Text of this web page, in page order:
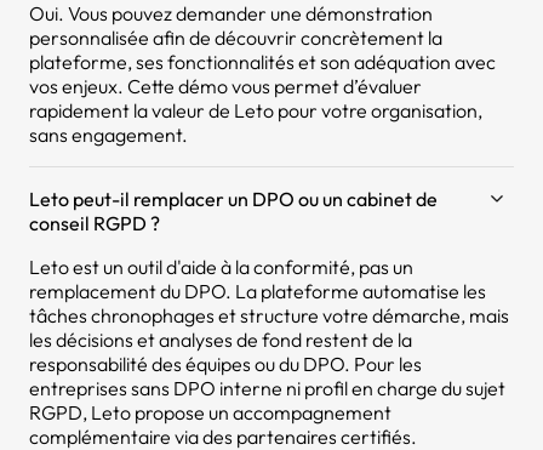
Oui. Vous pouvez demander une démonstration
personnalisée afin de découvrir concrètement la
plateforme, ses fonctionnalités et son adéquation avec
vos enjeux. Cette démo vous permet d’évaluer
rapidement la valeur de Leto pour votre organisation,
sans engagement.
Leto peut-il remplacer un DPO ou un cabinet de
conseil RGPD ?
Leto est un outil d'aide à la conformité, pas un
remplacement du DPO. La plateforme automatise les
tâches chronophages et structure votre démarche, mais
les décisions et analyses de fond restent de la
responsabilité des équipes ou du DPO. Pour les
entreprises sans DPO interne ni profil en charge du sujet
RGPD, Leto propose un accompagnement
complémentaire via des partenaires certifiés.